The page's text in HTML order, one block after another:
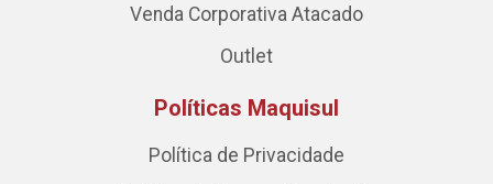
Venda Corporativa Atacado
Outlet
Políticas Maquisul
Política de Privacidade